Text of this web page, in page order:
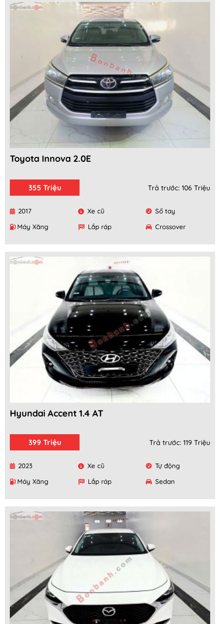
Toyota Innova 2.0E
355 Triệu Trả trước: 106 Triệu
2017 Xe cũ
Số tay
Máy Xăng
Lắp ráp Crossover
Hyundai Accent 1.4 AT
399 Triệu Trả trước: 119 Triệu
2023 Xe cũ
Tự động
Máy Xăng
Lắp ráp Sedan